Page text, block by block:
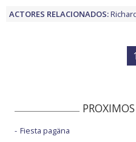
ACTORES RELACIONADOS:
1
Fiesta pagäna